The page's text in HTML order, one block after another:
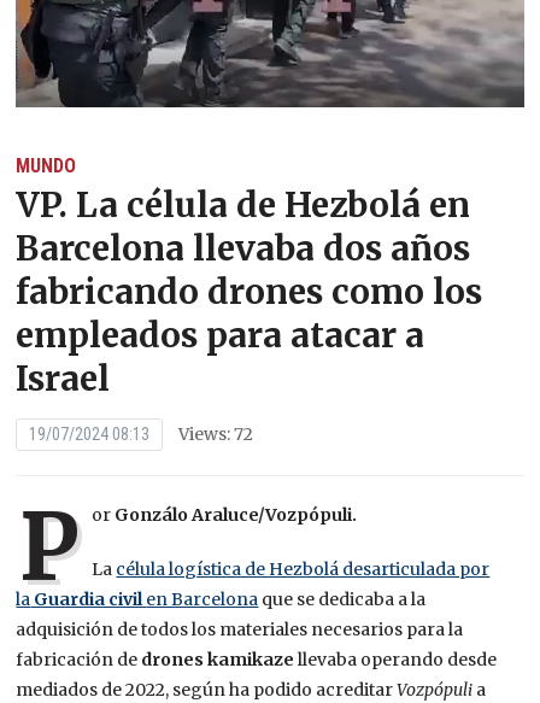
MUNDO
VP. La célula de Hezbolá en
Barcelona llevaba dos años
fabricando drones como los
empleados para atacar a
Israel
19/07/2024 08:13 Views: 72
P or Gonzálo Araluce/Vozpópuli.
La célula logística de Hezbolá desarticulada por
la Guardia civilen Barcelona que se dedicaba a la
adquisición de todos los materiales necesarios para la
fabricación de drones kamikaze llevaba operando desde
mediados de 2022, según ha podido acreditarVozpópuli a